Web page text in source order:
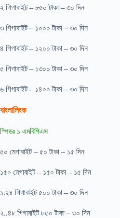
২ গিগাবাইট – ৮৫০ টাকা – ৩০ দিন
৩ গিগাবাইট – ১০০০ টাকা – ৩০ দিন
৪ গিগাবাইট – ১২০০ টাকা – ৩০ দিন
৫ গিগাবাইট – ১৩০০ টাকা – ৩০ দিন
৬ গিগাবাইট – ১৪০০ টাকা – ৩০ দিন
বাংলালিংক
স্পিডঃ ১ এমবিপিএস
৫০ মেগাবাইট – ৫০ টাকা – ১৫ দিন
১৫০ মেগাবাইট – ১৫০ টাকা – ১৫ দিন
১.২৪ গিগাবাইট ৫০০ টাকা – ৩০ দিন
২..৪৮ গিগাবাইট ৮৫০ টাকা – ৩০ দিন